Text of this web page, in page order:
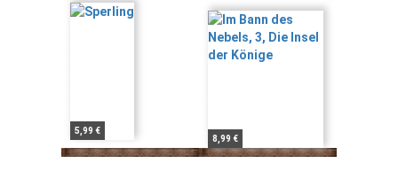
5,99 €
8,99 €